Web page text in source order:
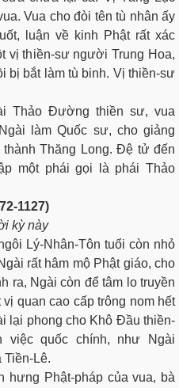
Vua cho đòi tên tù nhân ấy
luận về kinh Phật rất xác
vị thiền-sư người Trung Hoa,
bị bắt làm tù binh. Vị thiền-sư
Thảo Đường thiền sư, vua
làm Quốc sư, cho giảng
Thăng Long. Đệ tử đến
một phái gọi là phái Thảo
1127)
kỳ này
Lý-Nhân-Tôn tuổi còn nhỏ
rất hâm mộ Phật giáo, cho
ra, Ngài còn để tâm lo truyền
quan cao cấp trông nom hết
lại phong cho Khô Ðầu thiền-
quốc chính, như Ngài
Lê.
hưng Phật-pháp của vua, bà